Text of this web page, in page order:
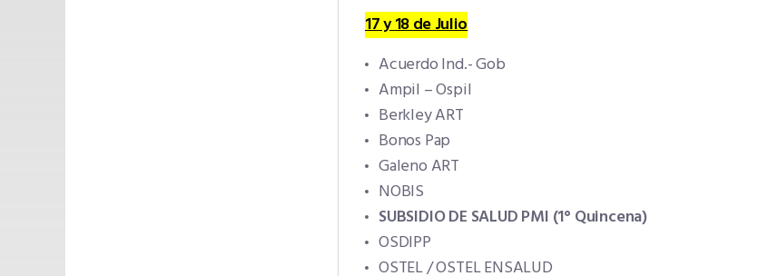
17 y 18 de Julio
Acuerdo Ind.- Gob
Ampil – Ospil
Berkley ART
Bonos Pap
Galeno ART
NOBIS
SUBSIDIO DE SALUD PMI (1° Quincena)
OSDIPP
OSTEL / OSTEL ENSALUD